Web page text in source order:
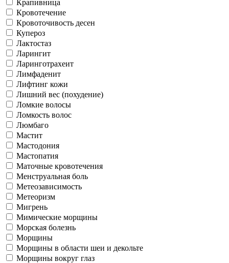
Крапивница
Кровотечение
Кровоточивость десен
Купероз
Лактостаз
Ларингит
Ларинготрахеит
Лимфаденит
Лифтинг кожи
Лишний вес (похудение)
Ломкие волосы
Ломкость волос
Люмбаго
Мастит
Мастодония
Мастопатия
Маточные кровотечения
Менструальная боль
Метеозависимость
Метеоризм
Мигрень
Мимические морщины
Морская болезнь
Морщины
Морщины в области шеи и декольте
Морщины вокруг глаз